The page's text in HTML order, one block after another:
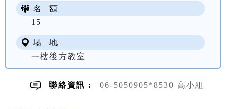
名 額
15
場 地
一樓後方教室
聯絡資訊 : 06-5050905*8530 高小組